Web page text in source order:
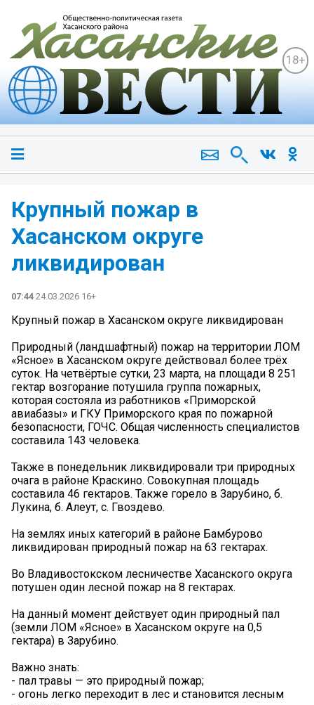
18+
Крупный пожар в
Хасанском округе
ликвидирован
07:44 24.03.2026 16+
Крупный пожар в Хасанском округе ликвидирован
Природный (ландшафтный) пожар на территории ЛОМ
«Ясное» в Хасанском округе действовал более трёх
суток. На четвёртые сутки, 23 марта, на площади 8 251
гектар возгорание потушила группа пожарных,
которая состояла из работников «Приморской
авиабазы» и ГКУ Приморского края по пожарной
безопасности, ГОЧС. Общая численность специалистов
составила 143 человека.
Также в понедельник ликвидировали три природных
очага в районе Краскино. Совокупная площадь
составила 46 гектаров. Также горело в Зарубино, б.
Лукина, б. Алеут, с. Гвоздево.
На землях иных категорий в районе Бамбурово
ликвидирован природный пожар на 63 гектарах.
Во Владивостокском лесничестве Хасанского округа
потушен один лесной пожар на 8 гектарах.
На данный момент действует один природный пал
(земли ЛОМ «Ясное» в Хасанском округе на 0,5
гектара) в Зарубино.
Важно знать:
- пал травы — это природный пожар;
- огонь легко переходит в лес и становится лесным